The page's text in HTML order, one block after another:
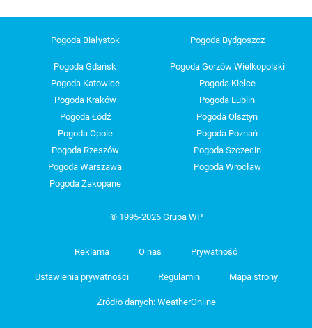
Pogoda Białystok Pogoda Bydgoszcz
Pogoda Gdańsk
Pogoda Gorzów Wielkopolski
Pogoda Katowice
Pogoda Kielce
Pogoda Kraków
Pogoda Lublin
Pogoda Łódź
Pogoda Olsztyn
Pogoda Opole
Pogoda Poznań
Pogoda Rzeszów
Pogoda Szczecin
Pogoda Warszawa
Pogoda Wrocław
Pogoda Zakopane
© 1995-2026 Grupa WP
Reklama O nas Prywatność
Ustawienia prywatności Regulamin Mapa strony
Źródło danych: WeatherOnline